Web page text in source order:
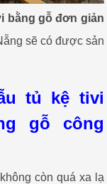
bằng gỗ đơn giản
sẽ có được sản
tủ kệ tivi
gỗ công
còn quá xa lạ